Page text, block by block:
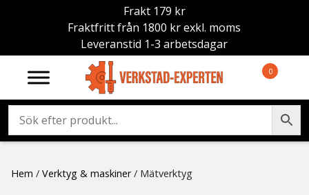
Frakt 179 kr
Fraktfritt från 1800 kr exkl. moms
Leveranstid 1-3 arbetsdagar
0
Hem / Verktyg & maskiner/ Mätverktyg